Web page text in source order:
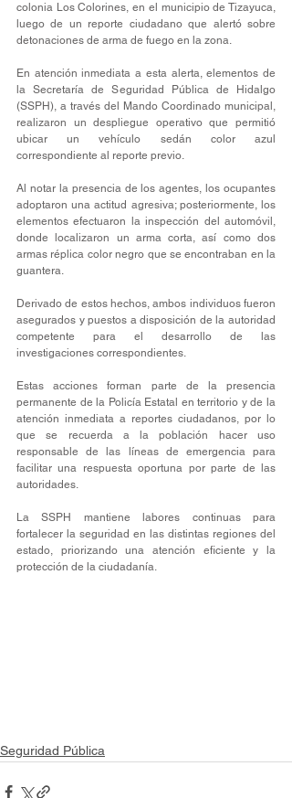
colonia Los Colorines, en el municipio de Tizayuca,
luego de un reporte ciudadano que alertó sobre
detonaciones de arma de fuego en la zona.
En atención inmediata a esta alerta, elementos de
la Secretaría de Seguridad Pública de Hidalgo
(SSPH), a través del Mando Coordinado municipal,
realizaron un despliegue operativo que permitió
ubicar un vehículo sedán color azul
correspondiente al reporte previo.
Al notar la presencia de los agentes, los ocupantes
adoptaron una actitud agresiva; posteriormente, los
elementos efectuaron la inspección del automóvil,
donde localizaron un arma corta, así como dos
armas réplica color negro que se encontraban en la
guantera.
Derivado de estos hechos, ambos individuos fueron
asegurados y puestos a disposición de la autoridad
competente para el desarrollo de las
investigaciones correspondientes.
Estas acciones forman parte de la presencia
permanente de la Policía Estatal en territorio y de la
atención inmediata a reportes ciudadanos, por lo
que se recuerda a la población hacer uso
responsable de las líneas de emergencia para
facilitar una respuesta oportuna por parte de las
autoridades.
La SSPH mantiene labores continuas para
fortalecer la seguridad en las distintas regiones del
estado, priorizando una atención eficiente y la
protección de la ciudadanía.
Seguridad Pública